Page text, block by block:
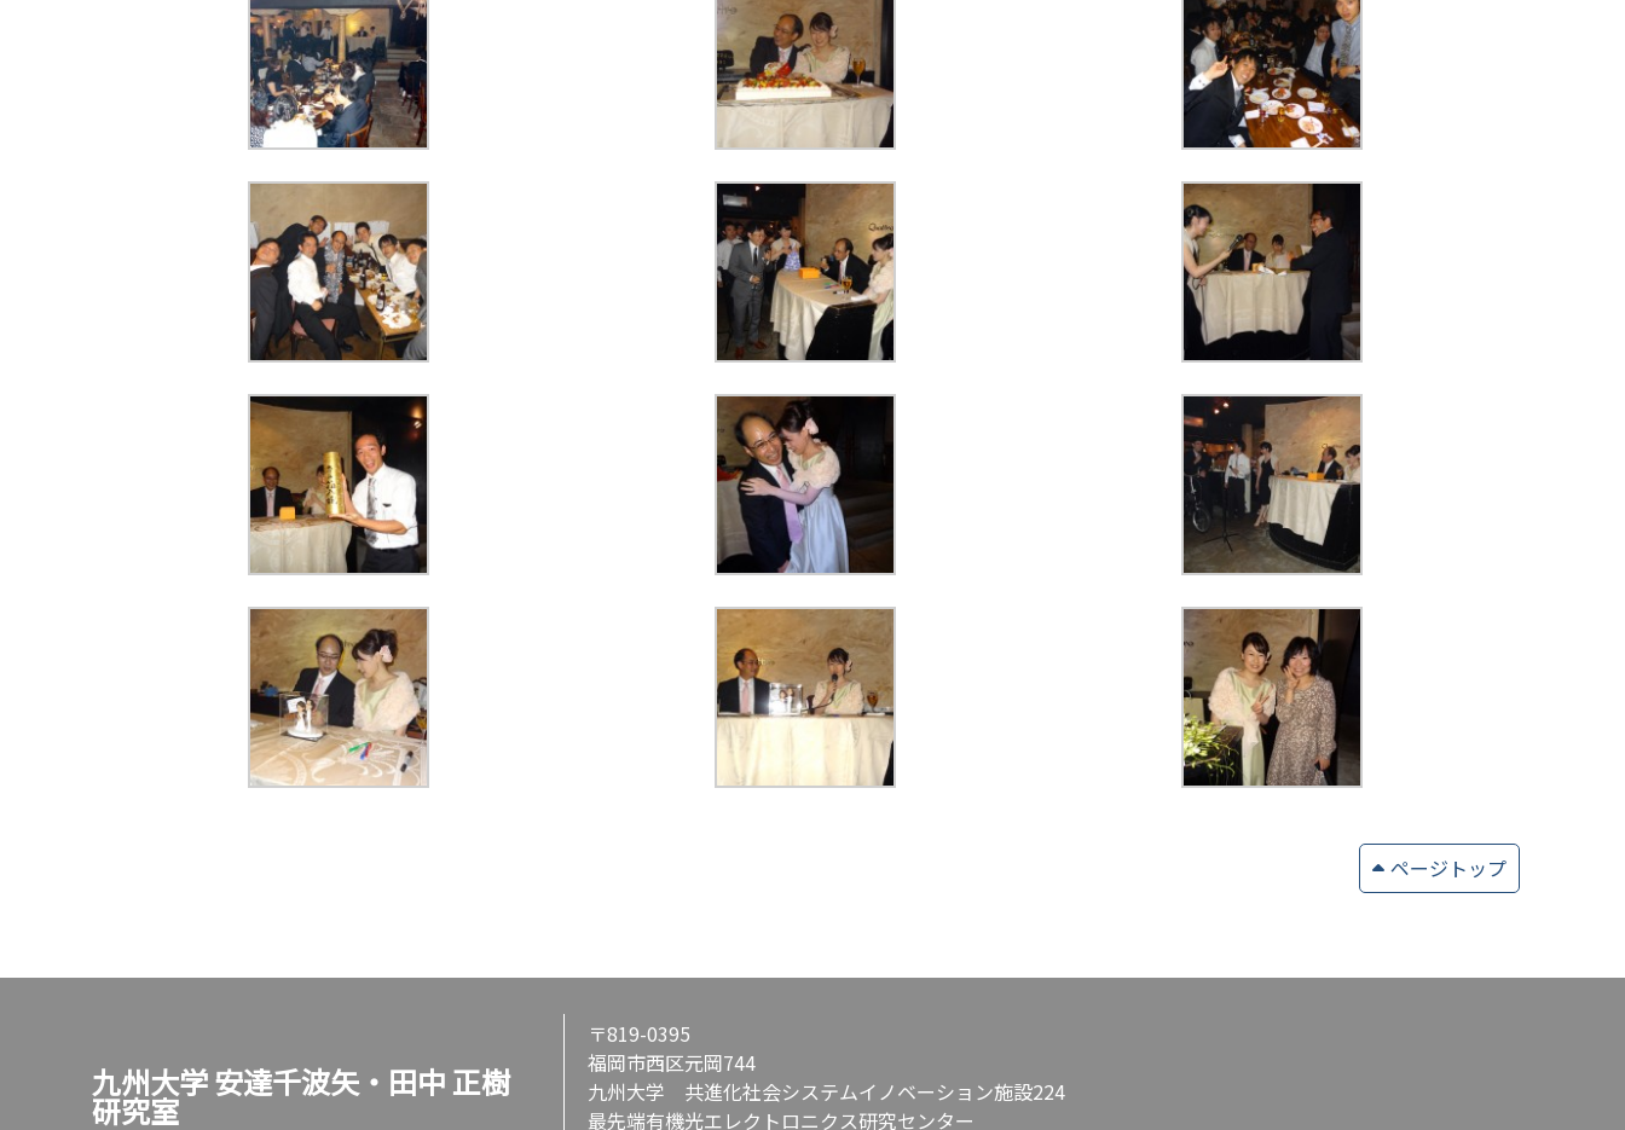
ページトップ
九州大学 安達千波矢・田中 正樹
研究室
〒819-0395
福岡市西区元岡744
九州大学 共進化社会システムイノベーション施設224
最先端有機光エレクトロニクス研究センター